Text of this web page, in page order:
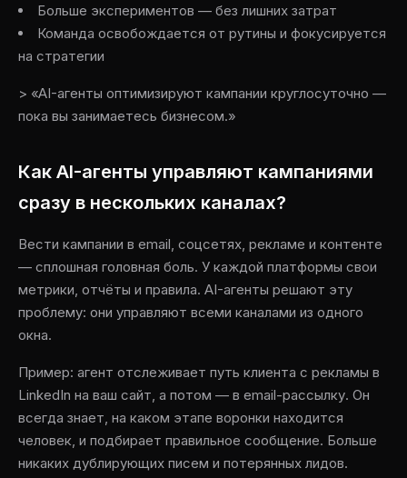
Больше экспериментов — без лишних затрат
Команда освобождается от рутины и фокусируется
на стратегии
> «AI-агенты оптимизируют кампании круглосуточно —
пока вы занимаетесь бизнесом.»
Как AI-агенты управляют кампаниями
сразу в нескольких каналах?
Вести кампании в email, соцсетях, рекламе и контенте
— сплошная головная боль. У каждой платформы свои
метрики, отчёты и правила. AI-агенты решают эту
проблему: они управляют всеми каналами из одного
окна.
Пример: агент отслеживает путь клиента с рекламы в
LinkedIn на ваш сайт, а потом — в email-рассылку. Он
всегда знает, на каком этапе воронки находится
человек, и подбирает правильное сообщение. Больше
никаких дублирующих писем и потерянных лидов.